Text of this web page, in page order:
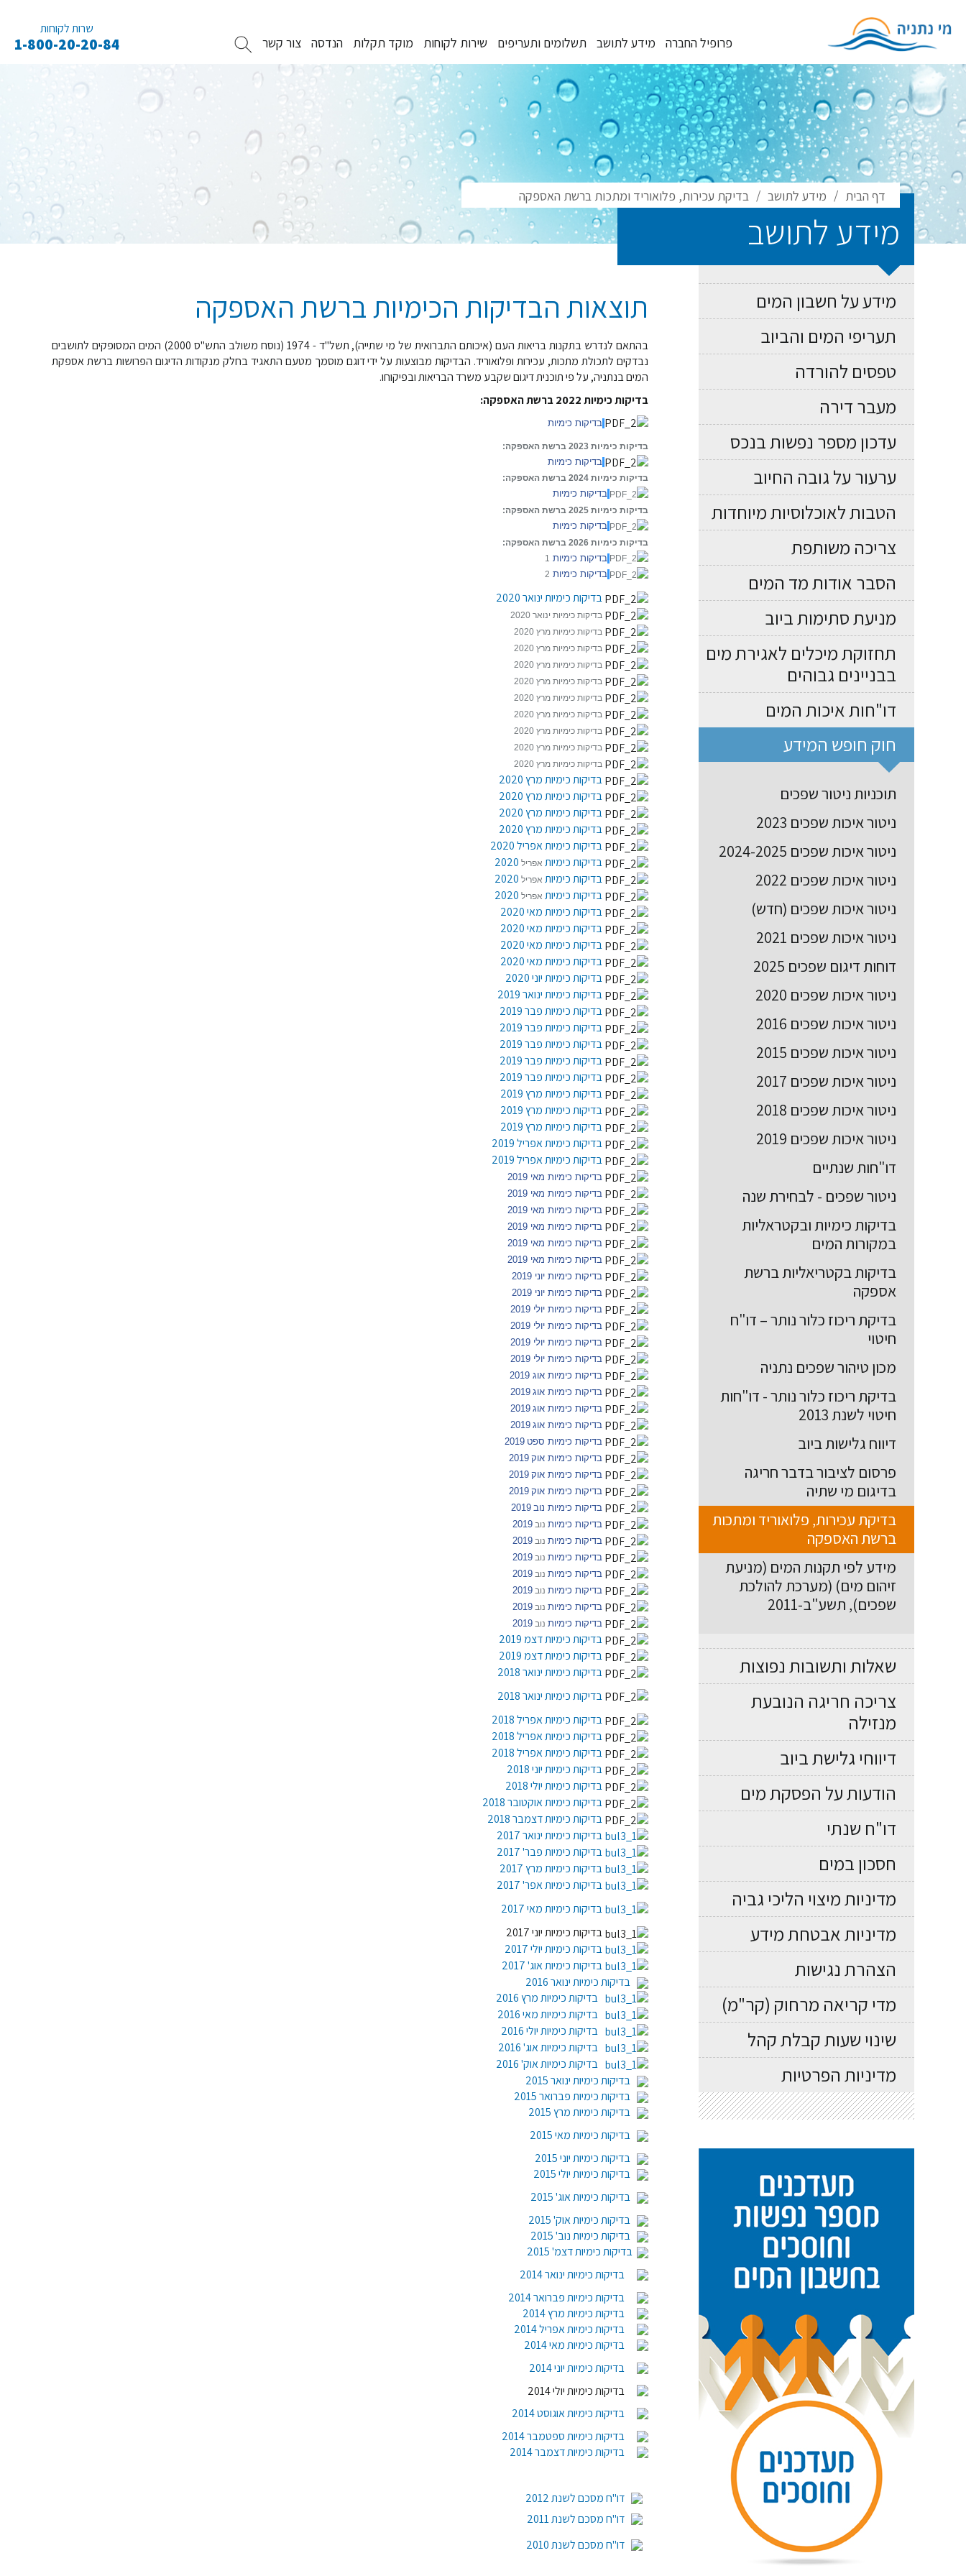
פרופיל החברה מידע לתושב תשלומים ותעריפים שירות לקוחות מוקד תקלות הנדסה צור קשר
שרות לקוחות
1-800-20-20-84
דף הבית / מידע לתושב / בדיקת עכירות, פלואוריד ומתכות ברשת האספקה
מידע לתושב
מידע על חשבון המים
תעריפי המים והביוב
טפסים להורדה
מעבר דירה
עדכון מספר נפשות בנכס
ערעור על גובה החיוב
הטבות לאוכלוסיות מיוחדות
צריכה משותפת
הסבר אודות מד המים
מניעת סתימות ביוב
תחזוקת מיכלים לאגירת מים
בבניינים גבוהים
דו"חות איכות המים
חוק חופש המידע
תוכניות ניטור שפכים
ניטור איכות שפכים 2023
ניטור איכות שפכים 2024-2025
ניטור איכות שפכים 2022
ניטור איכות שפכים (חדש)
ניטור איכות שפכים 2021
דוחות דיגום שפכים 2025
ניטור איכות שפכים 2020
ניטור איכות שפכים 2016
ניטור איכות שפכים 2015
ניטור איכות שפכים 2017
ניטור איכות שפכים 2018
ניטור איכות שפכים 2019
דו"חות שנתיים
ניטור שפכים - לבחירת שנה
בדיקות כימיות ובקטראליות
במקורות המים
בדיקות בקטריאליות ברשת
אספקה
בדיקת ריכוז כלור נותר – דו"ח
חיטוי
מכון טיהור שפכים נתניה
בדיקת ריכוז כלור נותר - דו"חות
חיטוי לשנת 2013
דיווח גלישות ביוב
פרסום לציבור בדבר חריגה
בדיגום מי שתיה
בדיקת עכירות, פלואוריד ומתכות
ברשת האספקה
מידע לפי תקנות המים (מניעת
זיהום מים) (מערכת להולכת
שפכים), תשע"ב-2011
שאלות ותשובות נפוצות
צריכה חריגה הנובעת
מנזילה
דיווחי גלישת ביוב
הודעות על הפסקת מים
דו"ח שנתי
חסכון במים
מדיניות מיצוי הליכי גביה
מדיניות אבטחת מידע
הצהרת נגישות
מדי קריאה מרחוק (קר"מ)
שינוי שעות קבלת קהל
מדיניות הפרטיות
תוצאות הבדיקות הכימיות ברשת האספקה
בהתאם לנדרש בתקנות בריאות העם (איכותם התברואית של מי שתייה), תשל"ד - 1974 (נוסח משולב התש"ס 2000) המים המסופקים לתושבים
נבדקים לתכולת מתכות, עכירות ופלואוריד. הבדיקות מבוצעות על ידי דוגם מוסמך מטעם התאגיד בחלק מנקודות הדיגום הפרושות ברשת אספקת
המים בנתניה, על פי תוכנית דיגום שקבע משרד הבריאות ובפיקוחו.
בדיקות כימיות 2022 ברשת האספקה:
בדיקות כימיות
בדיקות כימיות 2023 ברשת האספקה:
בדיקות כימיות
בדיקות כימיות 2024 ברשת האספקה:
בדיקות כימיות
בדיקות כימיות 2025 ברשת האספקה:
בדיקות כימיות
בדיקות כימיות 2026 ברשת האספקה:
בדיקות כימיות 1
בדיקות כימיות 2
בדיקות כימיות ינואר 2020
בדיקות כימיות ינואר 2020
בדיקות כימיות מרץ
2020
בדיקות כימיות מרץ
2020
בדיקות כימיות מרץ
2020
בדיקות כימיות מרץ
2020
בדיקות כימיות מרץ
2020
בדיקות כימיות מרץ
2020
בדיקות כימיות מרץ
2020
בדיקות כימיות מרץ
2020
בדיקות כימיות מרץ
2020
בדיקות כימיות מרץ 2020
בדיקות כימיות מרץ 2020
בדיקות כימיות מרץ 2020
בדיקות כימיות מרץ 2020
בדיקות כימיות אפריל 2020
בדיקות כימיות אפריל 2020
בדיקות כימיות אפריל
בדיקות כימיות אפריל
בדיקות כימיות מאי 2020
בדיקות כימיות מאי 2020
בדיקות כימיות מאי 2020
בדיקות כימיות מאי 2020
בדיקות כימיות יוני 2020
בדיקות כימיות ינואר 2019
בדיקות כימיות פבר 2019
בדיקות כימיות פבר 2019
בדיקות כימיות פבר 2019
בדיקות כימיות פבר 2019
בדיקות כימיות פבר 2019
בדיקות כימיות מרץ 2019
בדיקות כימיות מרץ 2019
בדיקות כימיות מרץ 2019
בדיקות כימיות אפריל 2019
בדיקות כימיות אפריל 2019
בדיקות כימיות מאי 2019
בדיקות כימיות מאי 2019
בדיקות כימיות מאי 2019
בדיקות כימיות מאי 2019
בדיקות כימיות מאי 2019
בדיקות כימיות מאי 2019
בדיקות כימיות יוני 2019
בדיקות כימיות יוני 2019
בדיקות כימיות יולי 2019
בדיקות כימיות יולי 2019
בדיקות כימיות יולי 2019
בדיקות כימיות יולי 2019
בדיקות כימיות אוג 2019
בדיקות כימיות אוג 2019
בדיקות כימיות אוג 2019
בדיקות כימיות אוג 2019
בדיקות כימיות ספט 2019
בדיקות כימיות אוק 2019
בדיקות כימיות אוק 2019
בדיקות כימיות אוק 2019
בדיקות כימיות נוב 2019
בדיקות כימיות נוב 2019
בדיקות כימיות נוב 2019
בדיקות כימיות נוב 2019
בדיקות כימיות נוב 2019
בדיקות כימיות נוב 2019
בדיקות כימיות נוב 2019
בדיקות כימיות נוב 2019
בדיקות כימיות דצמ 2019
בדיקות כימיות דצמ 2019
בדיקות כימיות ינואר 2018
בדיקות כימיות ינואר 2018
בדיקות כימיות אפריל 2018
בדיקות כימיות אפריל 2018
בדיקות כימיות אפריל 2018
בדיקות כימיות יוני 2018
בדיקות כימיות יולי 2018
בדיקות כימיות אוקטובר 2018
בדיקות כימיות דצמבר 2018
בדיקות כימיות ינואר 2017
בדיקות כימיות פבר' 2017
בדיקות כימיות מרץ 2017
בדיקות כימיות אפר' 2017
בדיקות כימיות מאי 2017
בדיקות כימיות יוני 2017
בדיקות כימיות יולי 2017
בדיקות כימיות אוג' 2017
בדיקות כימיות ינואר 2016
בדיקות כימיות מרץ 2016
בדיקות כימיות מאי 2016
בדיקות כימיות יולי 2016
בדיקות כימיות אוג' 2016
בדיקות כימיות אוק' 2016
בדיקות כימיות ינואר 2015
בדיקות כימיות פברואר 2015
בדיקות כימיות מרץ 2015
בדיקות כימיות מאי2015
בדיקות כימיות יוני 2015
בדיקות כימיות יולי 2015
בדיקות כימיות אוג' 2015
בדיקות כימיות אוק' 2015
בדיקות כימיות נוב' 2015
בדיקות כימיות דצמ' 2015
בדיקות כימיות ינואר 2014
בדיקות כימיות פברואר 2014
בדיקות כימיות מרץ 2014
בדיקות כימיות אפריל 2014
בדיקות כימיות מאי 2014
בדיקות כימיות יוני2014
בדיקות כימיות יולי 2014
בדיקות כימיות אוגוסט2014
בדיקות כימיות ספטמבר 2014
בדיקות כימיות דצמבר 2014
דו"ח מסכם לשנת 2012
דו"ח מסכם לשנת 2011
דו"ח מסכם לשנת 2010